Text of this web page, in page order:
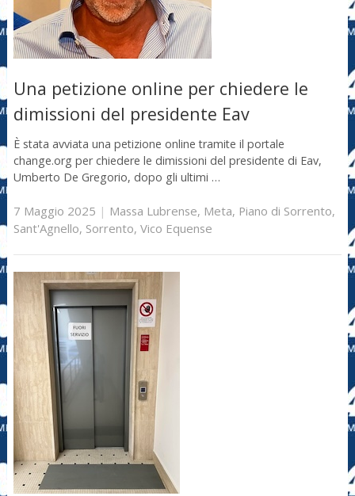
Una petizione online per chiedere le
dimissioni del presidente Eav
È stata avviata una petizione online tramite il portale
change.org per chiedere le dimissioni del presidente di Eav,
Umberto De Gregorio, dopo gli ultimi …
7 Maggio 2025 | Massa Lubrense, Meta, Piano di Sorrento,
Sant'Agnello, Sorrento, Vico Equense